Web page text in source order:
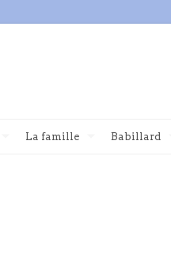
La famille Babillard